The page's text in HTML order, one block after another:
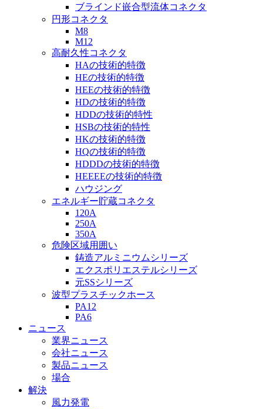
ブラインド嵌合型流体コネクタ
円形コネクタ
M8
M12
高耐久性コネクタ
HAの技術的特徴
HEの技術的特徴
HEEの技術的特徴
HDの技術的特徴
HDDの技術的特性
HSBの技術的特性
HKの技術的特徴
HQの技術的特徴
HDDDの技術的特徴
HEEEEの技術的特徴
ハウジング
エネルギー貯蔵コネクタ
120A
250A
350A
危険区域用囲い
鋳造アルミニウムシリーズ
エクスポリエステルシリーズ
元SSシリーズ
波型プラスチックホース
PA12
PA6
ニュース
業界ニュース
会社ニュース
製品ニュース
場合
解決
風力発電